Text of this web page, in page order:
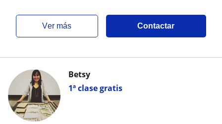
ver más Contactar
1ª clase gratis
Betsy